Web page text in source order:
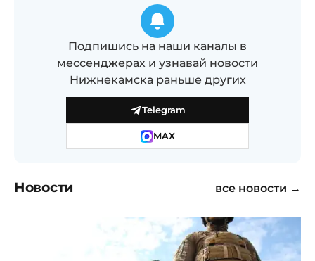
Подпишись на наши каналы в
мессенджерах и узнавай новости
Нижнекамска раньше других
Telegram
MAX
Новости все новости →